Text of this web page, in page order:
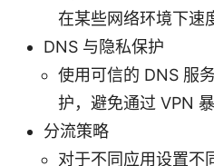
在某些网络环境下速
DNS 与隐私保护
使用可信的 DNS 服
护，避免通过 VPN
分流策略
对于不同应用设置不